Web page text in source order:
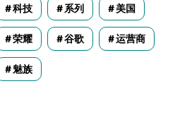
科技 系列 美国
荣耀 谷歌 运营商
魅族